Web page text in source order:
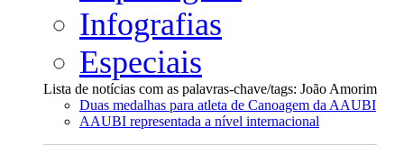
Infografias
Especiais
Lista de notícias com as palavras-chave/tags: João Amorim
Duas medalhas para atleta de Canoagem da AAUBI
AAUBI representada a nível internacional